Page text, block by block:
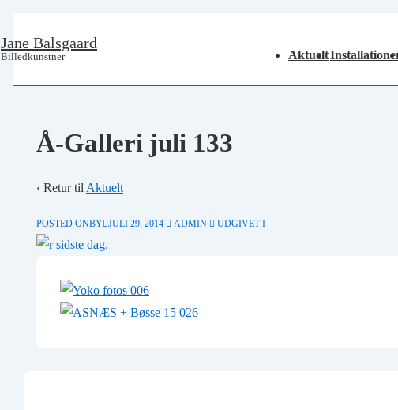
Hop
hovedindhold
Jane Balsgaard
Billedkunstner
Navigation
Aktuelt
Å-Galleri juli 133
‹ Retur til Aktuelt
POSTED ONBY JULI 29, 2014 ADMIN UDGIVET I